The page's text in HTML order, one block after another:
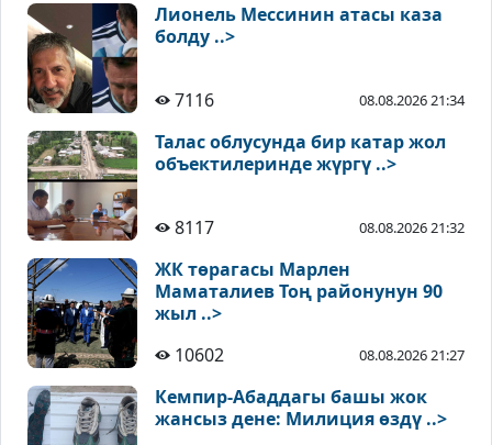
Лионель Мессинин атасы каза
болду ..>
7116 08.08.2026 21:34
Талас облусунда бир катар жол
объектилеринде жүргү ..>
8117 08.08.2026 21:32
ЖК төрагасы Марлен
Маматалиев Тоң районунун 90
жыл ..>
10602
08.08.2026 21:27
Кемпир-Абаддагы башы жок
жансыз дене: Милиция өздү ..>